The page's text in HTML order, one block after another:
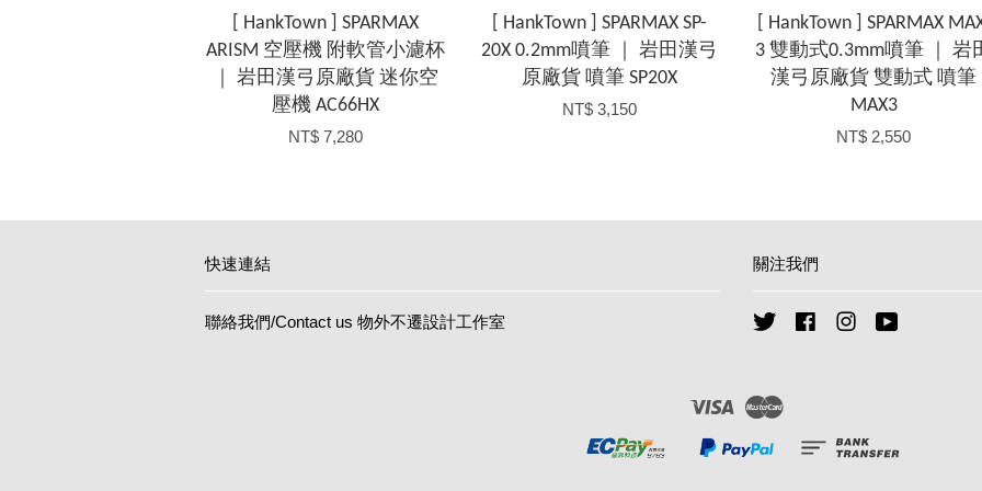
[ HankTown ] SPARMAX
ARISM 空壓機 附軟管小濾杯
｜ 岩田漢弓原廠貨 迷你空
壓機 AC66HX
NT$ 7,280
[ HankTown ] SPARMAX SP-
20X 0.2mm噴筆 ｜ 岩田漢弓
原廠貨 噴筆 SP20X
NT$ 3,150
[ HankTown ] SPARMAX
3 雙動式0.3mm噴筆 ｜ 岩
漢弓原廠貨 雙動式 噴筆
MAX3
NT$ 2,550
快速連結
聯絡我們/Contact us 物外不遷設計工作室
關注我們
Twitter FacebookInstagram
Visa